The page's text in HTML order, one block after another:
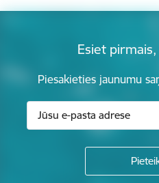
Esiet
Piesakieties jaunumu